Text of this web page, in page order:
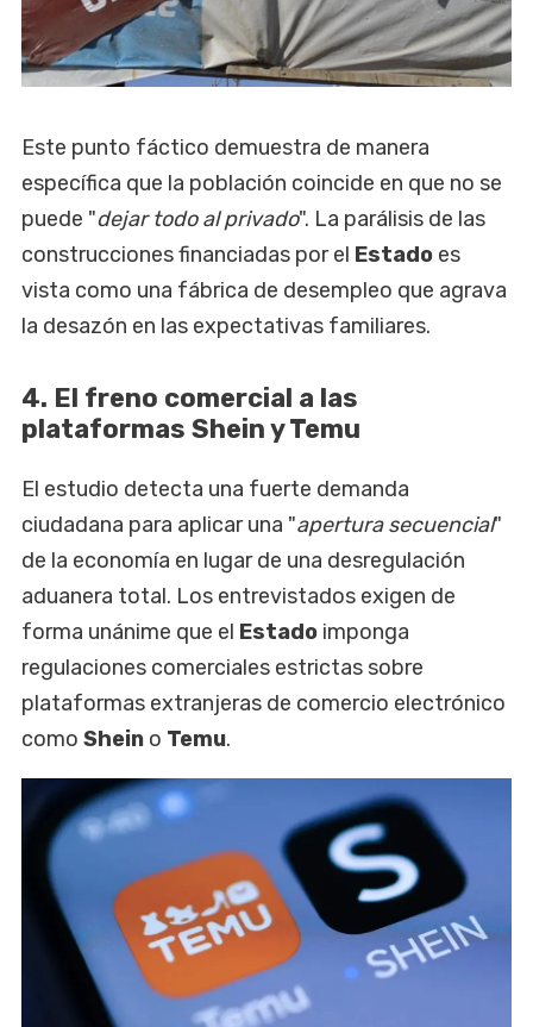
Este punto fáctico demuestra de manera
específica que la población coincide en que no se
puede "dejar todo al privado". La parálisis de las
construcciones financiadas por el Estado es
vista como una fábrica de desempleo que agrava
la desazón en las expectativas familiares.
4. El freno comercial a las
plataformas Shein y Temu
El estudio detecta una fuerte demanda
ciudadana para aplicar una "apertura secuencial"
de la economía en lugar de una desregulación
aduanera total. Los entrevistados exigen de
forma unánime que el Estado imponga
regulaciones comerciales estrictas sobre
plataformas extranjeras de comercio electrónico
como Shein o Temu.